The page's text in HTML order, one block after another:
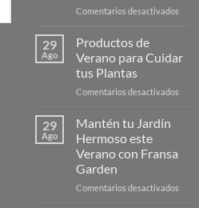
Comentarios desactivados
29
Ago
Productos de
Verano para Cuidar
tus Plantas
Comentarios desactivados
29
Ago
Mantén tu Jardín
Hermoso este
Verano con Fransa
Garden
Comentarios desactivados